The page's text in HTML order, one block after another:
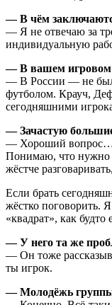
— В чём
— Я не отвечаю за
индивидуальную
— В вашем
— В России — не
футболом. Крауч,
сегодняшними
— Зачастую
— Хороший вопрос…
Понимаю, что нужно
жёстче
Если брать
жёстко поговорить.
«квадрат», как
— У него та же
— Он тоже
ты игрок.
— Молодёжь группы